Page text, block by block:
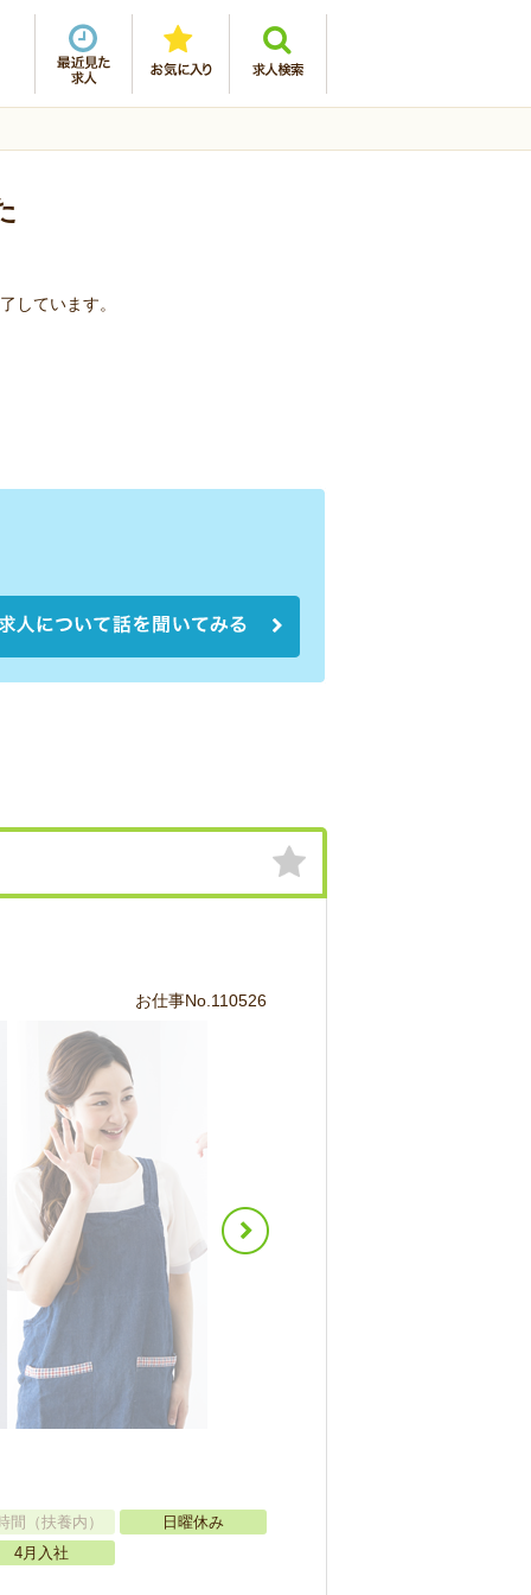
しています。
お仕事No.110526
間（扶養内）
日曜休み
4月入社